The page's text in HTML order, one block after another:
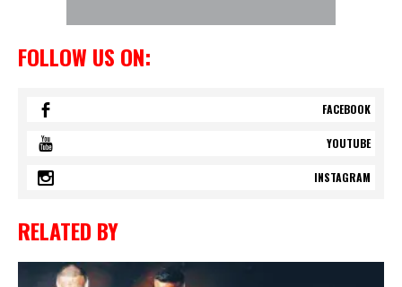
FOLLOW US ON:
FACEBOOK
YOUTUBE
INSTAGRAM
RELATED BY